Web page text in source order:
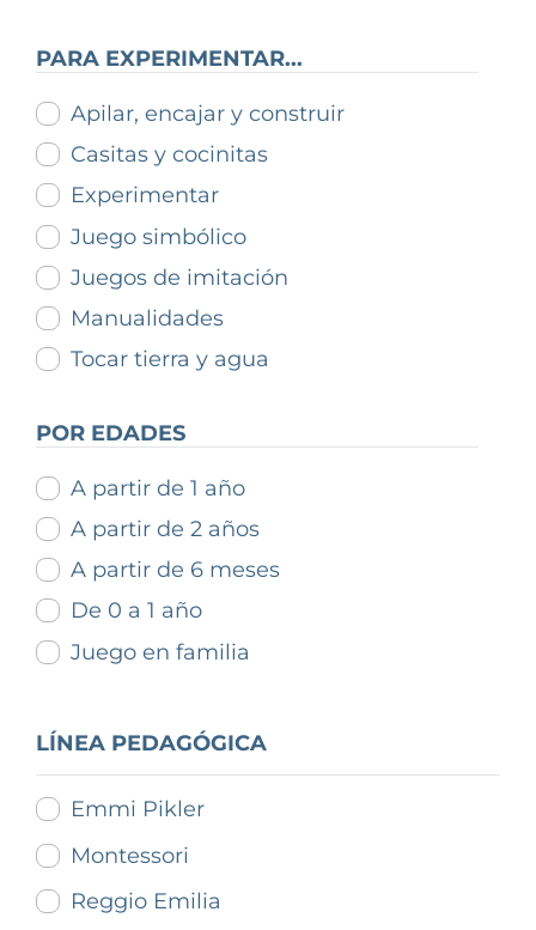
PARA EXPERIMENTAR...
Apilar, encajar y construir
Casitas y cocinitas
Experimentar
Juego simbólico
Juegos de imitación
Manualidades
Tocar tierra y agua
POR EDADES
A partir de 1 año
A partir de 2 años
A partir de 6 meses
De 0 a 1 año
Juego en familia
LÍNEA PEDAGÓGICA
Emmi Pikler
Montessori
Reggio Emilia